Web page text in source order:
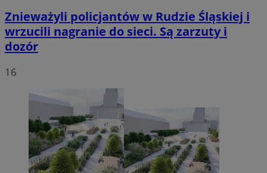
Znieważyli policjantów w Rudzie Śląskiej i
wrzucili nagranie do sieci. Są zarzuty i
dozór
16